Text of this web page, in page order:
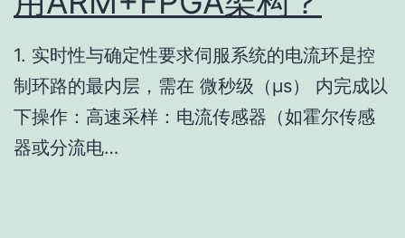
1. 实时性与确定性要求伺服系统的电流环是控
制环路的最内层，需在 微秒级（μs） 内完成以
下操作：高速采样：电流传感器（如霍尔传感
器或分流电…